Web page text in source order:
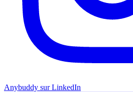
Anybuddy sur LinkedIn